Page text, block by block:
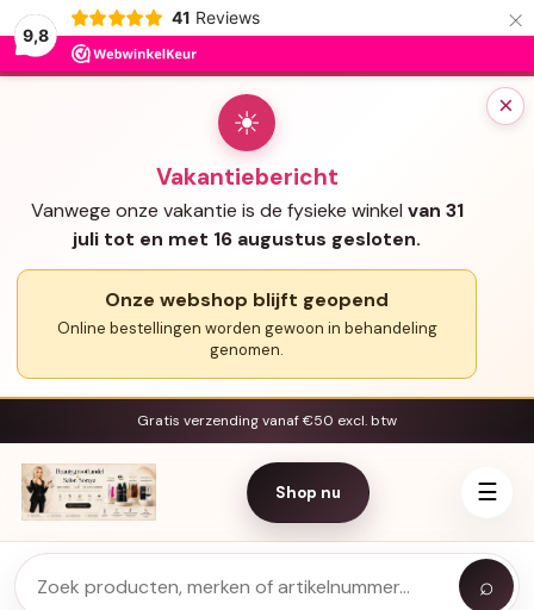
9,8
41 Reviews ×
×
☀
Vakantiebericht
Vanwege onze vakantie is de fysieke winkel van 31
juli tot en met 16 augustus gesloten.
Onze webshop blijft geopend
Online bestellingen worden gewoon in behandeling
genomen.
Gratis verzending vanaf €50 excl. btw
Shop nu ☰
⌕